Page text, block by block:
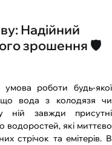
Надійний
зрошення 🛡️
роботи будь-якої
вода з колодязя чи
ній завжди присутні
водоростей, які миттєво
стрічок та емітерів. В